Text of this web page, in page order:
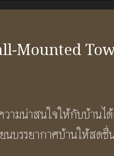
Mounted
ามน่าสนใจให้กับบ้านไ
บรรยากาศบ้านให้สดชื่